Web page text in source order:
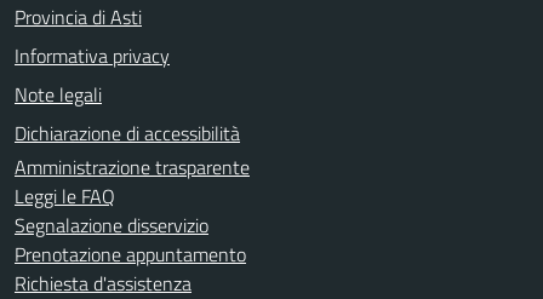
Provincia di Asti
Informativa privacy
Note legali
Dichiarazione di accessibilità
Amministrazione trasparente
Leggi le FAQ
Segnalazione disservizio
Prenotazione appuntamento
Richiesta d'assistenza